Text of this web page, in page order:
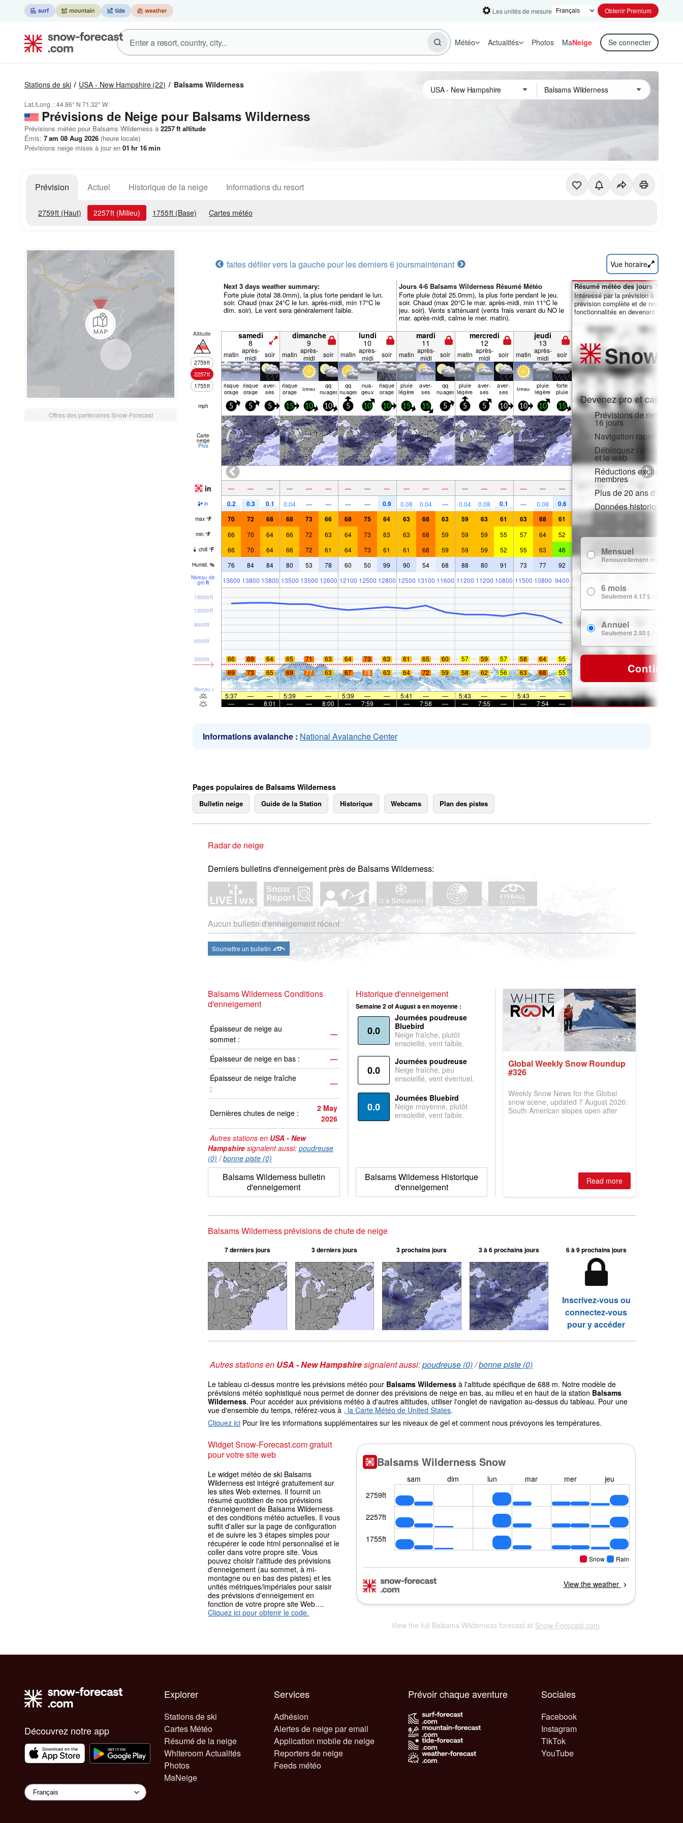
Les unités de mesure Obtenir Premium
Météo Actualités Photos MaNeige Se connecter
Stations de ski USA - New Hampshire (22) Balsams Wilderness
Lat./Long. :44.86° N 71.32° W
Prévisions de Neige pour Balsams Wilderness
Prévisions météo pour Balsams Wilderness à 2257ft altitude
Émis: 7 am 08 Aug 2026 (heure locale)
Prévisions neige mises à jour en 01 hr 16min
Prévision Actuel Historique de la neige Informations du resort
2759ft (Haut) 2257ft (Milieu) 1755ft (Base) Cartes météo
Offres des partenaires Snow-Forecast
faites défiler vers la gauche pour les derniers 6 joursmaintenant Vue horaire
Next 3 days weather summary:
Forte pluie (total 38.0mm), la plus forte pendant le lun.
soir. Chaud (max 24°C le lun. après-midi, min 17°C le
dim. soir). Le vent sera généralement faible.
Jours 4-6 Balsams Wilderness Résumé Météo
Forte pluie (total 25.0mm), la plus forte pendant le jeu.
soir. Chaud (max 20°C le mar. après-midi, min 11°C le
jeu. soir). Vents s'atténuant (vents frais venant du NO le
mar. après-midi, calme le mer. matin).
Altitude
2759ft
2257ft
1755ft
samedi
8
dimanche
9
lundi
10
mardi
11
mercredi
12
jeudi
13
matin après-
midi
soir matin après-
midi
soir matin après-
midi
soir matin après-
midi
soir matin après-
midi
soir matin après-
midi
soir
risque
orage
risque
orage
aver­
ses
risque
orage beau qq
nuages
qq
nuages
nua­
geux
risque
orage
pluie
légère
aver­
ses
qq
nuages
pluie
légère
aver­
ses
aver­
ses beau pluie
légère
forte
pluie
mph 5 5 5 15 10 10 5 10 10 15 15 5 5 5 10 10 10 15
Carte
neige
Plus
in — — — — — — — — — — — — — — — — — —
in 0.2 0.3 0.1 0.04 — — — — 0.9 0.08 0.04 — 0.04 0.08 0.1 — 0.08 0.6
max °F 70 72 68 68 73 66 68 75 64 63 68 63 59 63 61 63 68 61
min °F 66 70 64 66 72 63 64 73 63 63 68 59 59 59 55 57 64 52
chill °F 66 70 64 66 72 61 64 73 61 61 68 59 59 59 52 55 63 46
Humid. % 76 84 84 80 53 78 60 50 99 90 54 68 88 80 91 73 77 92
Niveau de
gel ft 13600 13800 13800 13500 13500 12600 12100 12500 12800 12500 13100 11600 11200 11200 10800 11500 10800 9400
Niveau de la mer
3000ft
6000ft
9000ft
12000ft
15000ft
66 69 64 65 71 63 64 73 63 61 65 60 57 59 57 58 64
55
69
73 65 69 77 63 67 78 63 64 72 59 58 62 56 63 68 55
5:37 — — 5:39 — — 5:39 — — 5:41 — — 5:43 — — 5:43 —
—
—
— 8:01 — — 8:00 — 7:59 — — 7:58 — — 7:55 — — 7:54 —
Résumé météo des jours 7-16 :
Intéressé par la prévision à 16 jours
prévision complète et de
fonctionnalités en devenant membre
Snow
Devenez pro et carve en:
Prévisions de neige
16 jours
Navigation rapide sans
Débloquez l'accès
et le web
Réductions exclusives
membres
Plus de 20 ans
Données historiques de
Mensuel
Renouvellement mensuel
6 mois
Seulement 4.17 $ / mois
Annuel
Seulement 2.50 $ / mois
Continuer
Informations avalanche : National Avalanche Center
Pages populaires de Balsams Wilderness
Bulletin neige Guide de la Station Historique Webcams Plan des pistes
Radar de neige
Derniers bulletins d'enneigement près de Balsams Wilderness:
Aucun bulletin d'enneigement récent
Soumettre un bulletin
Balsams Wilderness Conditions
d'enneigement
Épaisseur de neige au
sommet :
—
Épaisseur de neige en bas :
—
Épaisseur de neige fraîche
:
—
Dernières chutes de neige :
2 May
2026
Autres stations en USA - New
Hampshire signalent aussi: poudreuse
(0) /bonne piste (0)
Balsams Wilderness bulletin
d'enneigement
Historique d'enneigement
Semaine 2 of August a en moyenne :
0.0
Journées poudreuse
Bluebird
Neige fraîche, plutôt
ensoleillé, vent faible.
0.0
Journées poudreuse
Neige fraîche, peu
ensoleillé, vent éventuel.
0.0
Journées Bluebird
Neige moyenne, plutôt
ensoleillé, vent faible.
Balsams Wilderness Historique
d'enneigement
Global Weekly Snow Roundup
#326
Weekly Snow News for the Global
snow scene, updated 7 August 2026:
South American slopes open after
Read more
Balsams Wilderness prévisions de chute de neige
7 derniers jours 3 derniers jours 3 prochains jours 3 à 6 prochains jours 6 à 9 prochains jours
Inscrivez-vous ou
connectez-vous
pour y accéder
Autres stations en USA - New Hampshiresignalent aussi:poudreuse (0)/bonne piste (0)
Le tableau ci-dessus montre les prévisions météo pour Balsams Wilderness à l'altitude spécifique de 688 m. Notre modèle de
prévisions météo sophistiqué nous permet de donner des prévisions de neige en bas, au milieu et en haut de la station Balsams
Wilderness. Pour accéder aux prévisions météo à d'autres altitudes, utiliser l'onglet de navigation au-dessus du tableau. Pour une
vue d'ensemble du temps, référez-vous à , la Carte Météo de United States.
Cliquez ici Pour lire les informations supplémentaires sur les niveaux de gel et comment nous prévoyons les températures.
Widget Snow-Forecast.com gratuit
pour votre site web
Le widget météo de ski Balsams
Wilderness est intégré gratuitement sur
les sites Web externes. Il fournit un
résumé quotidien de nos prévisions
d'enneigement de Balsams Wilderness
et des conditions météo actuelles. Il vous
suffit d'aller sur la page de configuration
et de suivre les 3 étapes simples pour
récupérer le code html personnalisé et le
coller dans votre propre site. Vous
pouvez choisir l'altitude des prévisions
d'enneigement (au sommet, à mi-
montagne ou en bas des pistes) et les
unités métriques/impériales pour saisir
des prévisions d'enneigement en
fonction de votre propre site Web….
Cliquez ici pour obtenir le code.
View the full Balsams Wilderness forecast at Snow-Forecast.com
Découvrez notre app
Explorer
Stations de ski
Cartes Météo
Résumé de la neige
Whiteroom Actualités
Photos
MaNeige
Services
Adhésion
Alertes de neige par email
Application mobile de neige
Reporters de neige
Feeds météo
Sociales
Facebook
Instagram
TikTok
YouTube
Prévoir chaque aventure